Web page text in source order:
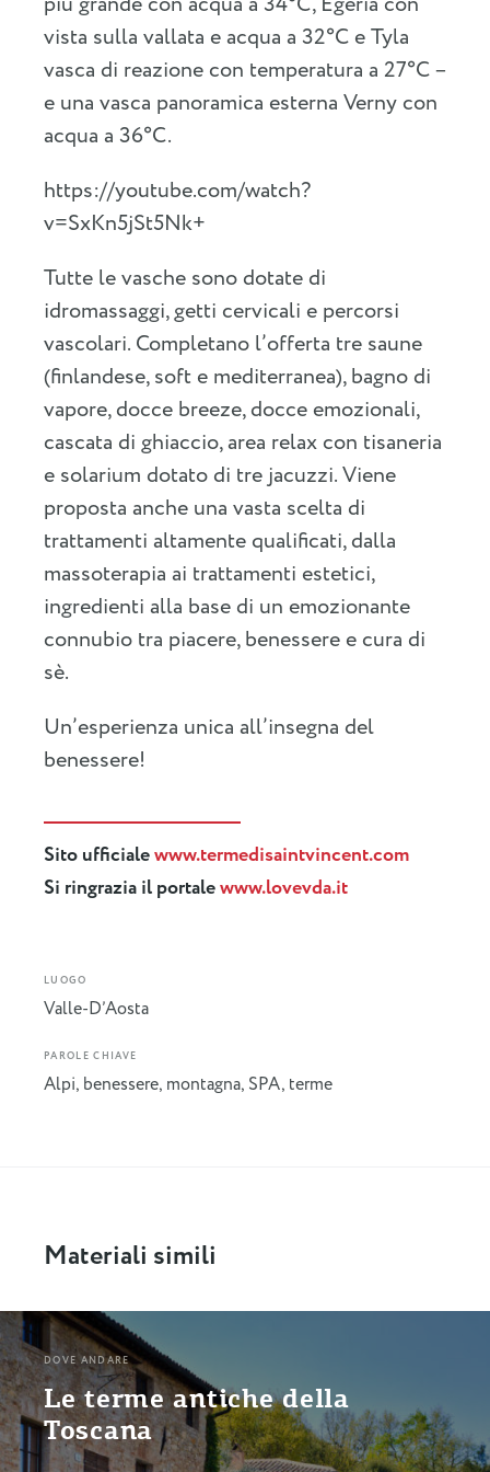
vista sulla vallata e acqua a 32°C e Tyla
vasca di reazione con temperatura a 27°C –
e una vasca panoramica esterna Verny con
acqua a 36°C.
https://youtube.com/watch?
v=SxKn5jSt5Nk+
Tutte le vasche sono dotate di
idromassaggi, getti cervicali e percorsi
vascolari. Completano l’offerta tre saune
(finlandese, soft e mediterranea), bagno di
vapore, docce breeze, docce emozionali,
cascata di ghiaccio, area relax con tisaneria
e solarium dotato di tre jacuzzi. Viene
proposta anche una vasta scelta di
trattamenti altamente qualificati, dalla
massoterapia ai trattamenti estetici,
ingredienti alla base di un emozionante
connubio tra piacere, benessere e cura di
sè.
Un’esperienza unica all’insegna del
benessere!
Sito ufficialewww.termedisaintvincent.com
Si ringrazia il portalewww.lovevda.it
LUOGO
Valle-D’Aosta
PAROLE CHIAVE
Alpi, benessere, montagna, SPA, terme
Materiali simili
DOVE ANDARE
Le terme antiche della
Toscana